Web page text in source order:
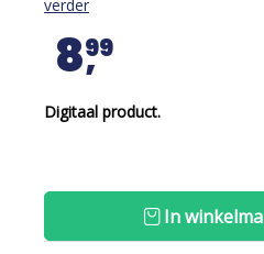
verder
899
Digitaal product.
In